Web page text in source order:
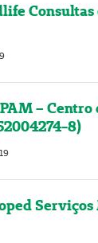
Consultas
–
8)